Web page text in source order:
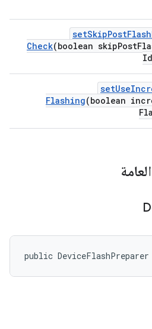
setSkipPostFlash
Check(boolean skipPost
Id
setUse
Flashing(boolean
public